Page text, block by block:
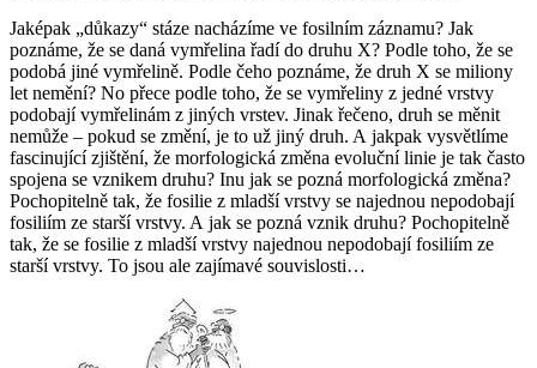
Jaképak „důkazy“ stáze nacházíme ve fosilním záznamu? Jak
poznáme, že se daná vymřelina řadí do druhu X? Podle toho, že se
podobá jiné vymřelině. Podle čeho poznáme, že druh X se miliony
let nemění? No přece podle toho, že se vymřeliny z jedné vrstvy
podobají vymřelinám z jiných vrstev. Jinak řečeno, druh se měnit
nemůže – pokud se změní, je to už jiný druh. A jakpak vysvětlíme
fascinující zjištění, že morfologická změna evoluční linie je tak často
spojena se vznikem druhu? Inu jak se pozná morfologická změna?
Pochopitelně tak, že fosilie z mladší vrstvy se najednou nepodobají
fosiliím ze starší vrstvy. A jak se pozná vznik druhu? Pochopitelně
tak, že se fosilie z mladší vrstvy najednou nepodobají fosiliím ze
starší vrstvy. To jsou ale zajímavé souvislosti…